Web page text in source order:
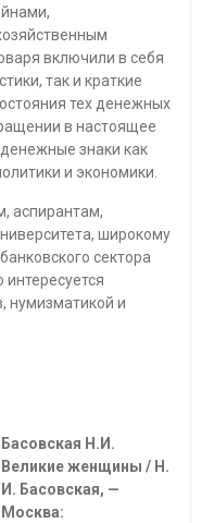
включили в себя
так и краткие
тех денежных
в настоящее
знаки как
и экономики.
аспирантам,
широкому
сектора
интересуется
нумизматикой и
Басовская Н.И.
Великие женщины / Н.
И. Басовская, —
Москва: